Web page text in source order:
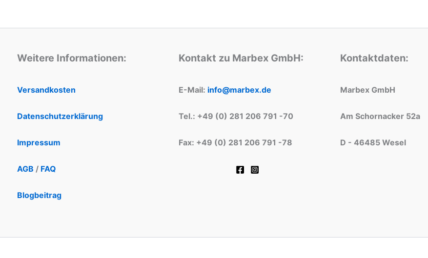
Weitere Informationen:
Versandkosten
Datenschutzerklärung
Impressum
AGB / FAQ
Blogbeitrag
Kontakt zu Marbex GmbH:
E-Mail: info@marbex.de
Tel.: +49 (0) 281 206 791 -70
Fax: +49 (0) 281 206 791 -78
Kontaktdaten:
Marbex GmbH
Am Schornacker 52a
D - 46485 Wesel